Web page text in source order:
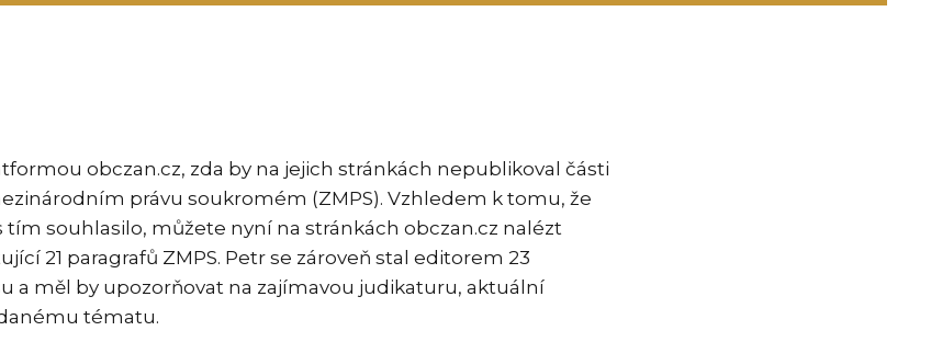
obczan.cz, zda by na jejich stránkách nepublikoval části
právu soukromém (ZMPS). Vzhledem k tomu, že
tím souhlasilo, můžete nyní na stránkách obczan.cz nalézt
21 paragrafů ZMPS. Petr se zároveň stal editorem 23
a měl by upozorňovat na zajímavou judikaturu, aktuální
tématu.